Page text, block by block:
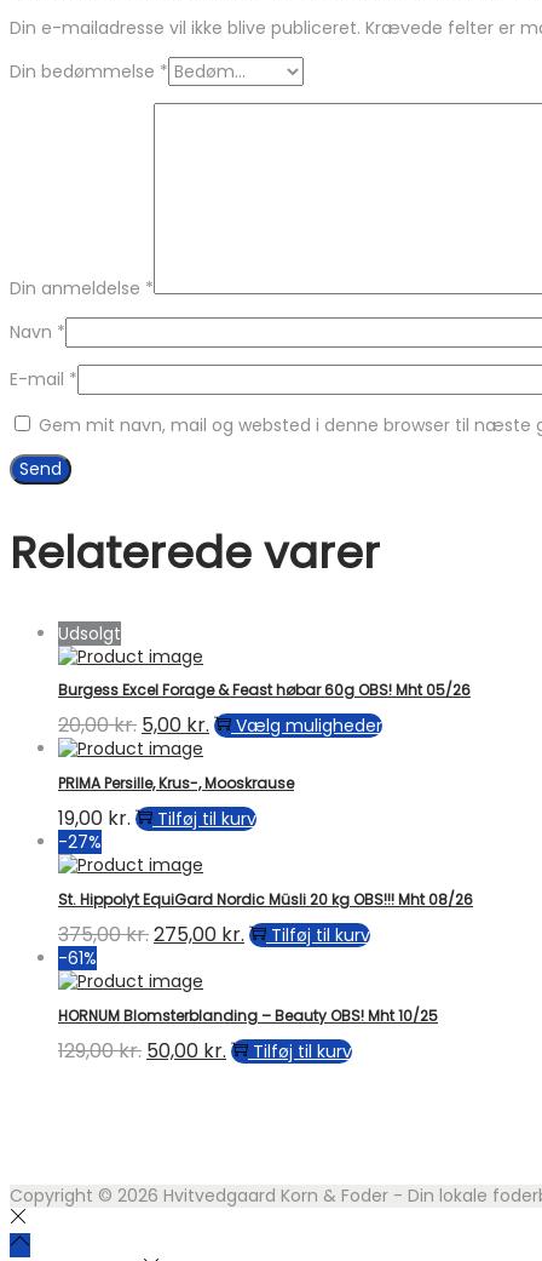
Din e-mailadresse vil ikke blive publiceret. Krævede felter er
Din bedømmelse *
Din anmeldelse *
Navn *
E-mail *
Gem mit navn, mail og websted i denne browser til næste
Relaterede varer
Udsolgt
Burgess Excel Forage & Feast høbar 60g OBS! Mht 05/26
20,00kr. Den
oprindelige
var:
20,00 kr..
5,00 kr. Den
er:
5,00 kr..
Vælg mulighederDette
på
PRIMA Persille, Krus-, Mooskrause
19,00 kr.
Tilføj til kurv
-27%
St. Hippolyt EquiGard Nordic Müsli 20 kg OBS!!! Mht 08/26
375,00kr. Den
pris
375,00 kr..
275,00 kr. Den
275,00 kr..
Tilføj til kurv
-61%
HORNUM Blomsterblanding – Beauty OBS! Mht 10/25
129,00kr. Den
50,00 kr. DenTilføj til kurv
Copyright © 2026 Hvitvedgaard Korn & Foder - Din lokale